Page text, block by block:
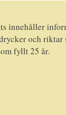
innehåller
och
fyllt 25 år.